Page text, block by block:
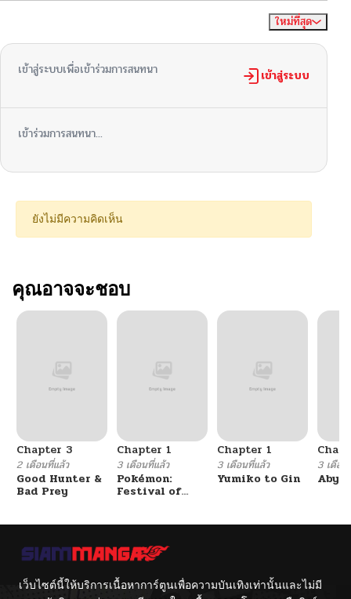
ใหม่ที่สุด
เข้าสู่ระบบเพื่อเข้าร่วมการสนทนา เข้าสู่ระบบ
เข้าร่วมการสนทนา...
ยังไม่มีความคิดเห็น
คุณอาจจะชอบ
Chapter 3
2 เดือนที่แล้ว
Good Hunter &
Bad Prey
Chapter 1
3 เดือนที่แล้ว
Pokémon:
Festival of
Chapter 1
3 เดือนที่แล้ว
Yumiko to Gin
3 เดือน
เว็บไซต์นี้ให้บริการเนื้อหาการ์ตูนเพื่อความบันเทิงเท่านั้นและไม่มี